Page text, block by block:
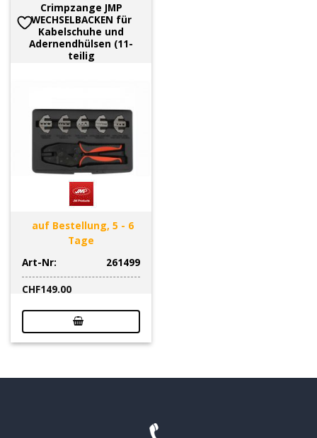
Crimpzange JMP
WECHSELBACKEN für
Kabelschuhe und
Adernendhülsen (11-
teilig
auf Bestellung, 5 - 6
Tage
Art-Nr:
261499
CHF149.00